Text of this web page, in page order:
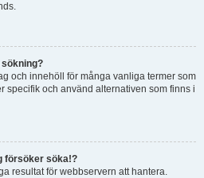
och innehöll för många vanliga termer som
specifik och använd alternativen som finns i
försöker söka!?
resultat för webbservern att hantera.